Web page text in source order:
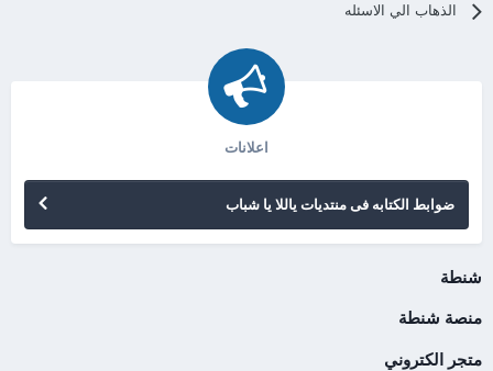
الذهاب الي الاسئله
اعلانات
ضوابط الكتابه فى منتديات ياللا يا شباب
شنطة
منصة شنطة
متجر الكتروني